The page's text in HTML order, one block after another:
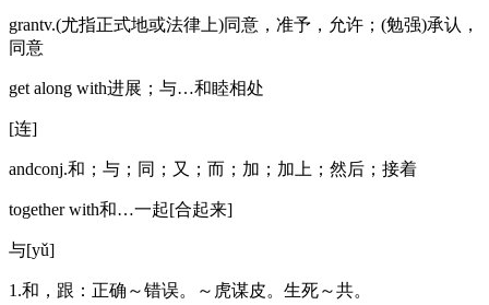
grantv.(尤指正式地或法律上)同意，准予，允许；(勉强)承认，
同意
get along with进展；与…和睦相处
[连]
andconj.和；与；同；又；而；加；加上；然后；接着
together with和…一起[合起来]
与[yǔ]
1.和，跟：正确～错误。～虎谋皮。生死～共。